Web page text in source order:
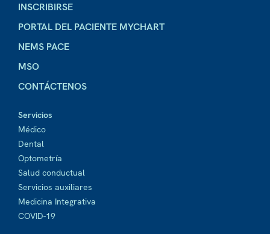
INSCRIBIRSE
PORTAL DEL PACIENTE MYCHART
NEMS PACE
MSO
CONTÁCTENOS
Servicios
Médico
Dental
Optometría
Salud conductual
Servicios auxiliares
Medicina Integrativa
COVID-19